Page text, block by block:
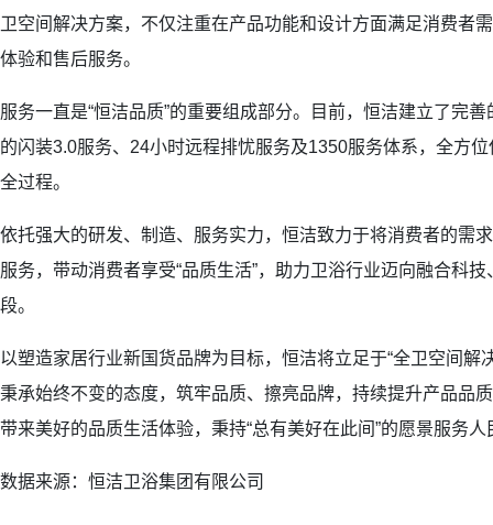
卫空间解决方案，不仅注重在产品功能和设计方面满足消费者
体验和售后服务。
服务一直是“恒洁品质”的重要组成部分。目前，恒洁建立了完
的闪装3.0服务、24小时远程排忧服务及1350服务体系，全方
全过程。
依托强大的研发、制造、服务实力，恒洁致力于将消费者的需
服务，带动消费者享受“品质生活”，助力卫浴行业迈向融合科
段。
以塑造家居行业新国货品牌为目标，恒洁将立足于“全卫空间解
秉承始终不变的态度，筑牢品质、擦亮品牌，持续提升产品品
带来美好的品质生活体验，秉持“总有美好在此间”的愿景服务
数据来源：恒洁卫浴集团有限公司